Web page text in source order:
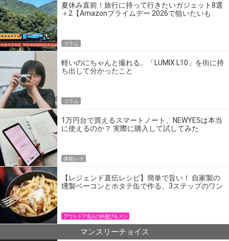
夏休み直前！旅行に持って行きたいガジェット8選
＋2【Amazonプライムデー 2026で狙いたいも
コラム
軽いのにちゃんと撮れる。「LUMIX L10」を街に持
ち出して分かったこと
コラム
1万円台で買えるスマートノート、NEWYESは本当
に使えるのか？ 実際に購入して試してみた
体験レポ
【レジェンド直伝レシピ】簡単で旨い！ 自家製の
燻製ベーコンとホタテ缶で作る、3ステップのワン
アウトドア名人の外遊び＆メシ
マンスリーチョイス